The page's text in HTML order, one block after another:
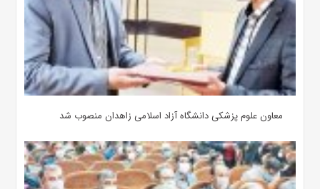
معاون علوم‌ پزشکی دانشگاه آزاد اسلامی زاهدان منصوب شد